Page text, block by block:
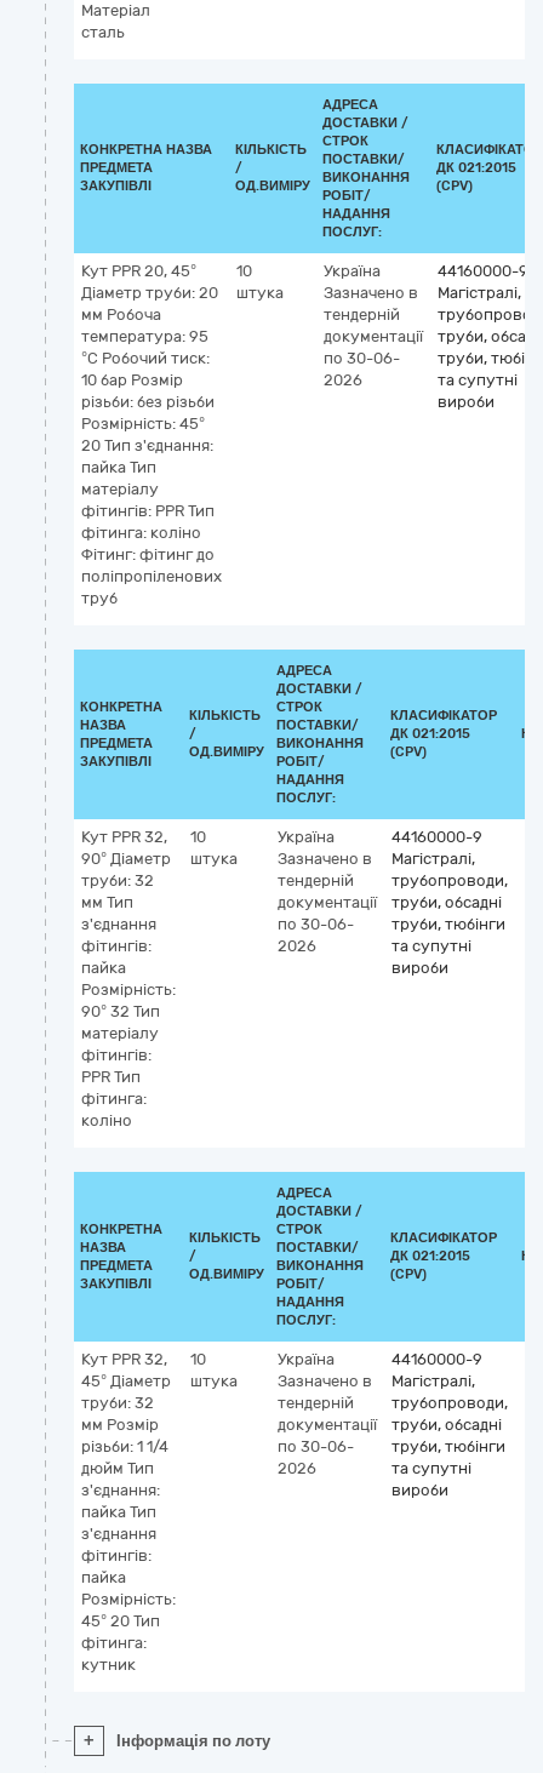
Матеріал
сталь
КОНКРЕТНА НАЗВА
ПРЕДМЕТА
ЗАКУПІВЛІ
КІЛЬКІСТЬ
/
ОД.ВИМІРУ
АДРЕСА
ДОСТАВКИ /
СТРОК
ПОСТАВКИ/
ВИКОНАННЯ
РОБІТ/
НАДАННЯ
ПОСЛУГ:
КЛАСИФІКАТОР
ДК 021:2015
(CPV)
Кут PPR 20, 45°
Діаметр труби: 20
мм Робоча
температура: 95
°C Робочий тиск:
10 бар Розмір
різьби: без різьби
Розмірність: 45°
20 Тип з'єднання:
пайка Тип
матеріалу
фітингів: PPR Тип
фітинга: коліно
Фітинг: фітинг до
поліпропіленових
труб
10
штука
Україна
Зазначено в
тендерній
документації
по 30-06-
2026
44160000-9
Магістралі,
труби,
труби,
та супутні
вироби
КОНКРЕТНА
НАЗВА
ПРЕДМЕТА
ЗАКУПІВЛІ
КІЛЬКІСТЬ
/
ОД.ВИМІРУ
АДРЕСА
ДОСТАВКИ /
СТРОК
ПОСТАВКИ/
ВИКОНАННЯ
РОБІТ/
НАДАННЯ
ПОСЛУГ:
КЛАСИФІКАТОР
ДК 021:2015
(CPV)
Кут PPR 32,
90° Діаметр
труби: 32
мм Тип
з'єднання
фітингів:
пайка
Розмірність:
90° 32 Тип
матеріалу
фітингів:
PPR Тип
фітинга:
коліно
10
штука
Україна
Зазначено в
тендерній
документації
по 30-06-
2026
44160000-9
Магістралі,
трубопроводи,
труби, обсадні
труби, тюбінги
та супутні
вироби
КОНКРЕТНА
НАЗВА
ПРЕДМЕТА
ЗАКУПІВЛІ
КІЛЬКІСТЬ
/
ОД.ВИМІРУ
АДРЕСА
ДОСТАВКИ /
СТРОК
ПОСТАВКИ/
ВИКОНАННЯ
РОБІТ/
НАДАННЯ
ПОСЛУГ:
КЛАСИФІКАТОР
ДК 021:2015
(CPV)
Кут PPR 32,
45° Діаметр
труби: 32
мм Розмір
різьби: 1 1/4
дюйм Тип
з'єднання:
пайка Тип
з'єднання
фітингів:
пайка
Розмірність:
45° 20 Тип
фітинга:
кутник
10
штука
Україна
Зазначено в
тендерній
документації
по 30-06-
2026
44160000-9
Магістралі,
трубопроводи,
труби, обсадні
труби, тюбінги
та супутні
вироби
+ Інформація по лоту